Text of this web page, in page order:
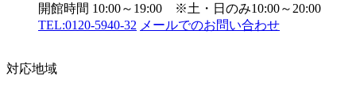
開館時間 10:00～19:00 ※土・日のみ10:00～20:00
TEL:0120-5940-32 メールでのお問い合わせ
対応地域